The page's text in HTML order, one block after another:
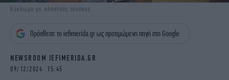
iBOOKS
ΖΩΔΙΑ
MEDIA
ELAMEFORA
NEWSLETTER
Κύκλωμα με πλαστούς πίνακες
Πρόσθεσε το iefimerida.gr ως προτιμώμενη πηγή στη Google
NEWSROOM IEFIMERIDA.GR
09/12/2024 15:45